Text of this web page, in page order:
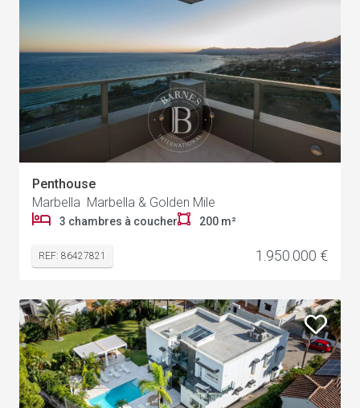
Penthouse
Marbella Marbella & Golden Mile
3 chambres à coucher 200 m²
REF: 86427821 1.950.000 €